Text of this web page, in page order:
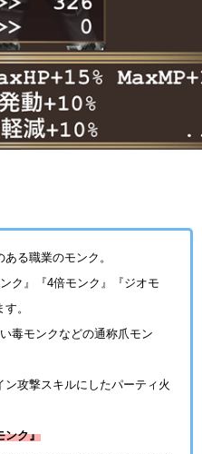
る職業のモンク。
ク』『4倍モンク』『ジオモ
。
毒モンクなどの通称爪モン
攻撃スキルにしたパーティ火
ンク』